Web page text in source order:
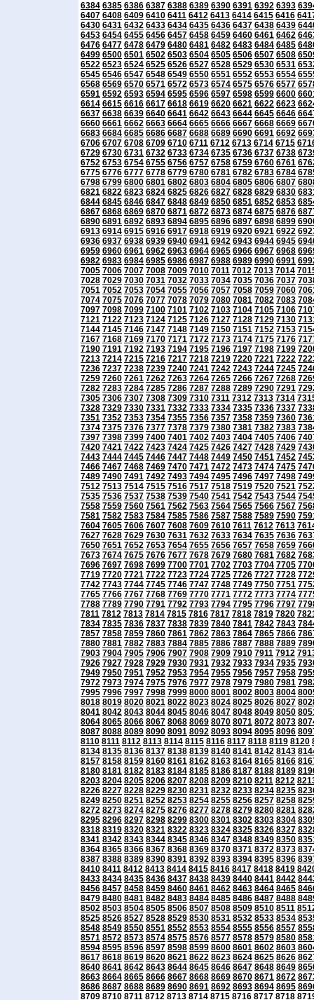
6384 6385 6386 6387 6388 6389 6390 6391 6392 6393
6407 6408 6409 6410 6411 6412 6413 6414 6415 6416
6430 6431 6432 6433 6434 6435 6436 6437 6438 6439
6453 6454 6455 6456 6457 6458 6459 6460 6461 6462
6476 6477 6478 6479 6480 6481 6482 6483 6484 6485
6499 6500 6501 6502 6503 6504 6505 6506 6507 6508
6522 6523 6524 6525 6526 6527 6528 6529 6530 6531
6545 6546 6547 6548 6549 6550 6551 6552 6553 6554
6568 6569 6570 6571 6572 6573 6574 6575 6576 6577
6591 6592 6593 6594 6595 6596 6597 6598 6599 6600
6614 6615 6616 6617 6618 6619 6620 6621 6622 6623
6637 6638 6639 6640 6641 6642 6643 6644 6645 6646
6660 6661 6662 6663 6664 6665 6666 6667 6668 6669
6683 6684 6685 6686 6687 6688 6689 6690 6691 6692
6706 6707 6708 6709 6710 6711 6712 6713 6714 6715
6729 6730 6731 6732 6733 6734 6735 6736 6737 6738
6752 6753 6754 6755 6756 6757 6758 6759 6760 6761
6775 6776 6777 6778 6779 6780 6781 6782 6783 6784
6798 6799 6800 6801 6802 6803 6804 6805 6806 6807
6821 6822 6823 6824 6825 6826 6827 6828 6829 6830
6844 6845 6846 6847 6848 6849 6850 6851 6852 6853
6867 6868 6869 6870 6871 6872 6873 6874 6875 6876
6890 6891 6892 6893 6894 6895 6896 6897 6898 6899
6913 6914 6915 6916 6917 6918 6919 6920 6921 6922
6936 6937 6938 6939 6940 6941 6942 6943 6944 6945
6959 6960 6961 6962 6963 6964 6965 6966 6967 6968
6982 6983 6984 6985 6986 6987 6988 6989 6990 6991
7005 7006 7007 7008 7009 7010 7011 7012 7013 7014
7028 7029 7030 7031 7032 7033 7034 7035 7036 7037
7051 7052 7053 7054 7055 7056 7057 7058 7059 7060
7074 7075 7076 7077 7078 7079 7080 7081 7082 7083
7097 7098 7099 7100 7101 7102 7103 7104 7105 7106
7121 7122 7123 7124 7125 7126 7127 7128 7129 7130
7144 7145 7146 7147 7148 7149 7150 7151 7152 7153
7167 7168 7169 7170 7171 7172 7173 7174 7175 7176
7190 7191 7192 7193 7194 7195 7196 7197 7198 7199
7213 7214 7215 7216 7217 7218 7219 7220 7221 7222
7236 7237 7238 7239 7240 7241 7242 7243 7244 7245
7259 7260 7261 7262 7263 7264 7265 7266 7267 7268
7282 7283 7284 7285 7286 7287 7288 7289 7290 7291
7305 7306 7307 7308 7309 7310 7311 7312 7313 7314
7328 7329 7330 7331 7332 7333 7334 7335 7336 7337
7351 7352 7353 7354 7355 7356 7357 7358 7359 7360
7374 7375 7376 7377 7378 7379 7380 7381 7382 7383
7397 7398 7399 7400 7401 7402 7403 7404 7405 7406
7420 7421 7422 7423 7424 7425 7426 7427 7428 7429
7443 7444 7445 7446 7447 7448 7449 7450 7451 7452
7466 7467 7468 7469 7470 7471 7472 7473 7474 7475
7489 7490 7491 7492 7493 7494 7495 7496 7497 7498
7512 7513 7514 7515 7516 7517 7518 7519 7520 7521
7535 7536 7537 7538 7539 7540 7541 7542 7543 7544
7558 7559 7560 7561 7562 7563 7564 7565 7566 7567
7581 7582 7583 7584 7585 7586 7587 7588 7589 7590
7604 7605 7606 7607 7608 7609 7610 7611 7612 7613
7627 7628 7629 7630 7631 7632 7633 7634 7635 7636
7650 7651 7652 7653 7654 7655 7656 7657 7658 7659
7673 7674 7675 7676 7677 7678 7679 7680 7681 7682
7696 7697 7698 7699 7700 7701 7702 7703 7704 7705
7719 7720 7721 7722 7723 7724 7725 7726 7727 7728
7742 7743 7744 7745 7746 7747 7748 7749 7750 7751
7765 7766 7767 7768 7769 7770 7771 7772 7773 7774
7788 7789 7790 7791 7792 7793 7794 7795 7796 7797
7811 7812 7813 7814 7815 7816 7817 7818 7819 7820
7834 7835 7836 7837 7838 7839 7840 7841 7842 7843
7857 7858 7859 7860 7861 7862 7863 7864 7865 7866
7880 7881 7882 7883 7884 7885 7886 7887 7888 7889
7903 7904 7905 7906 7907 7908 7909 7910 7911 7912
7926 7927 7928 7929 7930 7931 7932 7933 7934 7935
7949 7950 7951 7952 7953 7954 7955 7956 7957 7958
7972 7973 7974 7975 7976 7977 7978 7979 7980 7981
7995 7996 7997 7998 7999 8000 8001 8002 8003 8004
8018 8019 8020 8021 8022 8023 8024 8025 8026 8027
8041 8042 8043 8044 8045 8046 8047 8048 8049 8050
8064 8065 8066 8067 8068 8069 8070 8071 8072 8073
8087 8088 8089 8090 8091 8092 8093 8094 8095 8096
8110 8111 8112 8113 8114 8115 8116 8117 8118 8119 8120
8134 8135 8136 8137 8138 8139 8140 8141 8142 8143
8157 8158 8159 8160 8161 8162 8163 8164 8165 8166
8180 8181 8182 8183 8184 8185 8186 8187 8188 8189
8203 8204 8205 8206 8207 8208 8209 8210 8211 8212
8226 8227 8228 8229 8230 8231 8232 8233 8234 8235
8249 8250 8251 8252 8253 8254 8255 8256 8257 8258
8272 8273 8274 8275 8276 8277 8278 8279 8280 8281
8295 8296 8297 8298 8299 8300 8301 8302 8303 8304
8318 8319 8320 8321 8322 8323 8324 8325 8326 8327
8341 8342 8343 8344 8345 8346 8347 8348 8349 8350
8364 8365 8366 8367 8368 8369 8370 8371 8372 8373
8387 8388 8389 8390 8391 8392 8393 8394 8395 8396
8410 8411 8412 8413 8414 8415 8416 8417 8418 8419
8433 8434 8435 8436 8437 8438 8439 8440 8441 8442
8456 8457 8458 8459 8460 8461 8462 8463 8464 8465
8479 8480 8481 8482 8483 8484 8485 8486 8487 8488
8502 8503 8504 8505 8506 8507 8508 8509 8510 8511
8525 8526 8527 8528 8529 8530 8531 8532 8533 8534
8548 8549 8550 8551 8552 8553 8554 8555 8556 8557
8571 8572 8573 8574 8575 8576 8577 8578 8579 8580
8594 8595 8596 8597 8598 8599 8600 8601 8602 8603
8617 8618 8619 8620 8621 8622 8623 8624 8625 8626
8640 8641 8642 8643 8644 8645 8646 8647 8648 8649
8663 8664 8665 8666 8667 8668 8669 8670 8671 8672
8686 8687 8688 8689 8690 8691 8692 8693 8694 8695
8709 8710 8711 8712 8713 8714 8715 8716 8717 8718